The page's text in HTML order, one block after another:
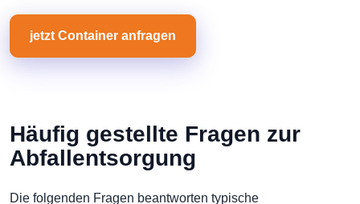
jetzt Container anfragen
Häufig gestellte Fragen zur
Abfallentsorgung
Die folgenden Fragen beantworten typische